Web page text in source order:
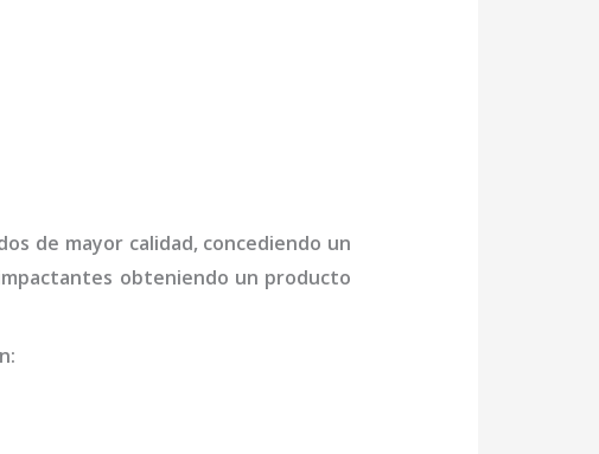
de mayor calidad, concediendo un
obteniendo un producto
: